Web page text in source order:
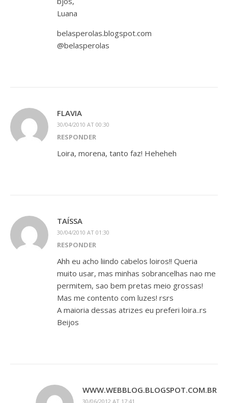
Luana
belasperolas.blogspot.com
@belasperolas
FLAVIA
30/04/2010 AT 00:30
RESPONDER
Loira, morena, tanto faz! Heheheh
TAÍSSA
30/04/2010 AT 01:30
RESPONDER
Ahh eu acho liindo cabelos loiros!! Queria
muito usar, mas minhas sobrancelhas nao me
permitem, sao bem pretas meio grossas!
Mas me contento com luzes! rsrs
A maioria dessas atrizes eu preferi loira..rs
Beijos
WWW.WEBBLOG.BLOGSPOT.COM.BR
30/06/2012 AT 17:41